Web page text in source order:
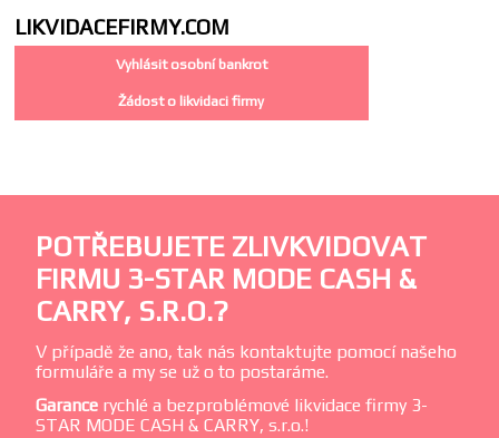
LIKVIDACEFIRMY.COM
Vyhlásit osobní bankrot
Žádost o likvidaci firmy
POTŘEBUJETE ZLIVKVIDOVAT
FIRMU 3-STAR MODE CASH &
CARRY, S.R.O.?
V případě že ano, tak nás kontaktujte pomocí našeho
formuláře a my se už o to postaráme.
Garance rychlé a bezproblémové likvidace firmy 3-
STAR MODE CASH & CARRY, s.r.o.!